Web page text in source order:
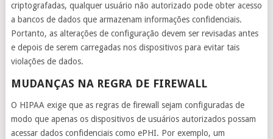
criptografadas, qualquer usuário não autorizado pode obter acesso
a bancos de dados que armazenam informações confidenciais.
Portanto, as alterações de configuração devem ser revisadas antes
e depois de serem carregadas nos dispositivos para evitar tais
violações de dados.
MUDANÇAS NA REGRA DE FIREWALL
O HIPAA exige que as regras de firewall sejam configuradas de
modo que apenas os dispositivos de usuários autorizados possam
acessar dados confidenciais como ePHI. Por exemplo, um